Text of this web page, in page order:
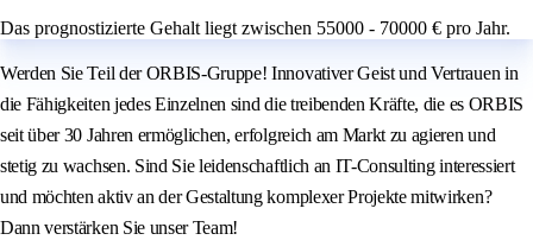
Das prognostizierte Gehalt liegt zwischen 55000 - 70000 € pro Jahr.
Werden Sie Teil der ORBIS-Gruppe! Innovativer Geist und Vertrauen in
die Fähigkeiten jedes Einzelnen sind die treibenden Kräfte, die es ORBIS
seit über 30 Jahren ermöglichen, erfolgreich am Markt zu agieren und
stetig zu wachsen. Sind Sie leidenschaftlich an IT-Consulting interessiert
und möchten aktiv an der Gestaltung komplexer Projekte mitwirken?
Dann verstärken Sie unser Team!